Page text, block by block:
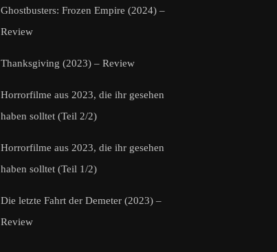
Ghostbusters: Frozen Empire (2024) –
Review
Thanksgiving (2023) – Review
Horrorfilme aus 2023, die ihr gesehen
haben solltet (Teil 2/2)
Horrorfilme aus 2023, die ihr gesehen
haben solltet (Teil 1/2)
Die letzte Fahrt der Demeter (2023) –
Review